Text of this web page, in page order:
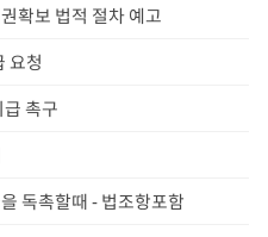
확보 법적 절차 예고
요청
촉구
독촉할때 - 법조항포함